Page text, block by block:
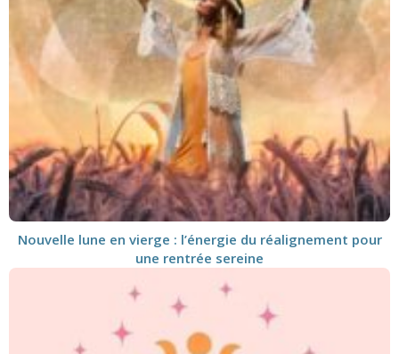
Nouvelle lune en vierge : l’énergie du réalignement pour
une rentrée sereine